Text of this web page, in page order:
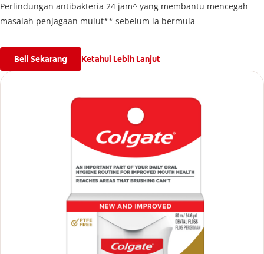
Perlindungan antibakteria 24 jam^ yang membantu mencegah
masalah penjagaan mulut** sebelum ia bermula
Beli Sekarang Ketahui Lebih Lanjut